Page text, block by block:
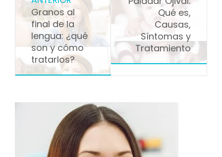
Granos al
final de la
lengua: ¿qué
son y cómo
tratarlos?
Qué es,
Causas,
Síntomas y
Tratamiento